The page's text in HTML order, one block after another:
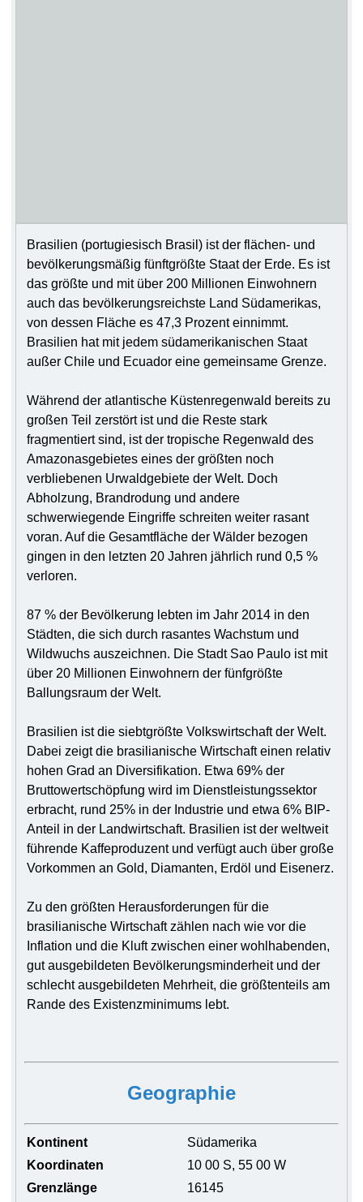
Brasilien (portugiesisch Brasil) ist der flächen- und
bevölkerungsmäßig fünftgrößte Staat der Erde. Es ist
das größte und mit über 200 Millionen Einwohnern
auch das bevölkerungsreichste Land Südamerikas,
von dessen Fläche es 47,3 Prozent einnimmt.
Brasilien hat mit jedem südamerikanischen Staat
außer Chile und Ecuador eine gemeinsame Grenze.
Während der atlantische Küstenregenwald bereits zu
großen Teil zerstört ist und die Reste stark
fragmentiert sind, ist der tropische Regenwald des
Amazonasgebietes eines der größten noch
verbliebenen Urwaldgebiete der Welt. Doch
Abholzung, Brandrodung und andere
schwerwiegende Eingriffe schreiten weiter rasant
voran. Auf die Gesamtfläche der Wälder bezogen
gingen in den letzten 20 Jahren jährlich rund 0,5 %
verloren.
87 % der Bevölkerung lebten im Jahr 2014 in den
Städten, die sich durch rasantes Wachstum und
Wildwuchs auszeichnen. Die Stadt Sao Paulo ist mit
über 20 Millionen Einwohnern der fünfgrößte
Ballungsraum der Welt.
Brasilien ist die siebtgrößte Volkswirtschaft der Welt.
Dabei zeigt die brasilianische Wirtschaft einen relativ
hohen Grad an Diversifikation. Etwa 69% der
Bruttowertschöpfung wird im Dienstleistungssektor
erbracht, rund 25% in der Industrie und etwa 6% BIP-
Anteil in der Landwirtschaft. Brasilien ist der weltweit
führende Kaffeproduzent und verfügt auch über große
Vorkommen an Gold, Diamanten, Erdöl und Eisenerz.
Zu den größten Herausforderungen für die
brasilianische Wirtschaft zählen nach wie vor die
Inflation und die Kluft zwischen einer wohlhabenden,
gut ausgebildeten Bevölkerungsminderheit und der
schlecht ausgebildeten Mehrheit, die größtenteils am
Rande des Existenzminimums lebt.
Geographie
Kontinent
Südamerika
Koordinaten
10 00 S, 55 00 W
Grenzlänge
16145